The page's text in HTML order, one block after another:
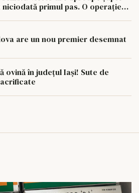
niciodată primul pas. O operație
are un nou premier desemnat
ovină în județul Iași! Sute de